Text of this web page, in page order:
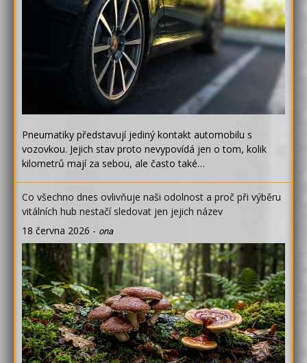
Pneumatiky představují jediný kontakt automobilu s
vozovkou. Jejich stav proto nevypovídá jen o tom, kolik
kilometrů mají za sebou, ale často také…
Co všechno dnes ovlivňuje naši odolnost a proč při výběru
vitálních hub nestačí sledovat jen jejich název
18 června 2026 - ona